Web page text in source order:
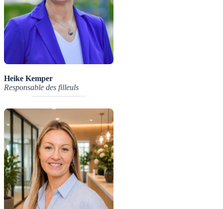
Heike Kemper
Responsable des filleuls